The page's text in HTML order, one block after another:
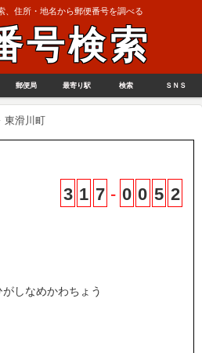
、住所・地名から郵便番号を調べる
号検索
郵便局 最寄り駅 検索 ＳＮＳ
東滑川町
3 1 7 - 0 0 5 2
しなめかわちょう